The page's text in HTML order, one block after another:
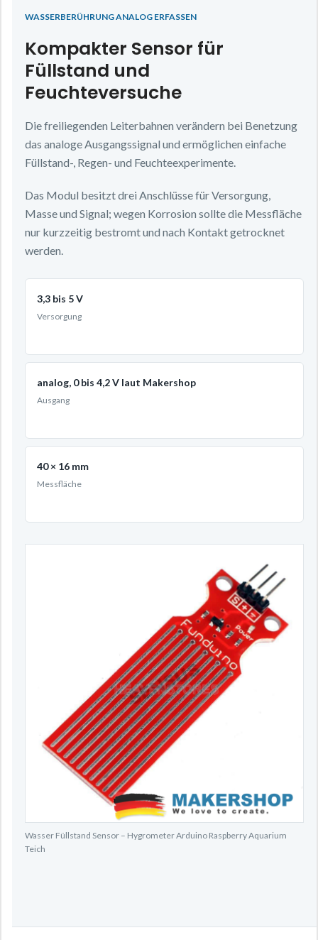
WASSERBERÜHRUNG ANALOG ERFASSEN
Kompakter Sensor für
Füllstand und
Feuchteversuche
Die freiliegenden Leiterbahnen verändern bei Benetzung
das analoge Ausgangssignal und ermöglichen einfache
Füllstand-, Regen- und Feuchteexperimente.
Das Modul besitzt drei Anschlüsse für Versorgung,
Masse und Signal; wegen Korrosion sollte die Messfläche
nur kurzzeitig bestromt und nach Kontakt getrocknet
werden.
3,3 bis 5 V
Versorgung
analog, 0 bis 4,2 V laut Makershop
Ausgang
40 × 16 mm
Messfläche
Wasser Füllstand Sensor – Hygrometer Arduino Raspberry Aquarium
Teich